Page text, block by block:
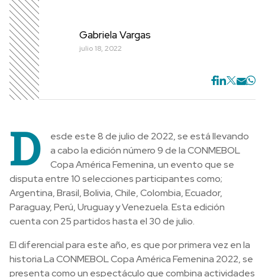
Gabriela Vargas
julio 18, 2022
D
esde este 8 de julio de 2022, se está llevando
a cabo la edición número 9 de la CONMEBOL
Copa América Femenina, un evento que se
disputa entre 10 selecciones participantes como;
Argentina, Brasil, Bolivia, Chile, Colombia, Ecuador,
Paraguay, Perú, Uruguay y Venezuela. Esta edición
cuenta con 25 partidos hasta el 30 de julio.
El diferencial para este año, es que por primera vez en la
historia La CONMEBOL Copa América Femenina 2022, se
presenta como un espectáculo que combina actividades